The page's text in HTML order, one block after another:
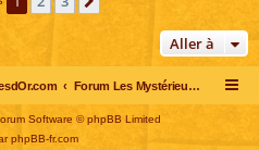
Aller à
Forum Les Mystérieuses Cités d'Or
Software © phpBB Limited
phpBB-fr.com